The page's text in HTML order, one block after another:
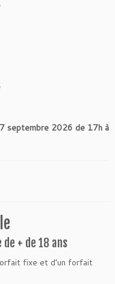
septembre 2026 de 17h à
+ de 18 ans
fixe et d’un forfait